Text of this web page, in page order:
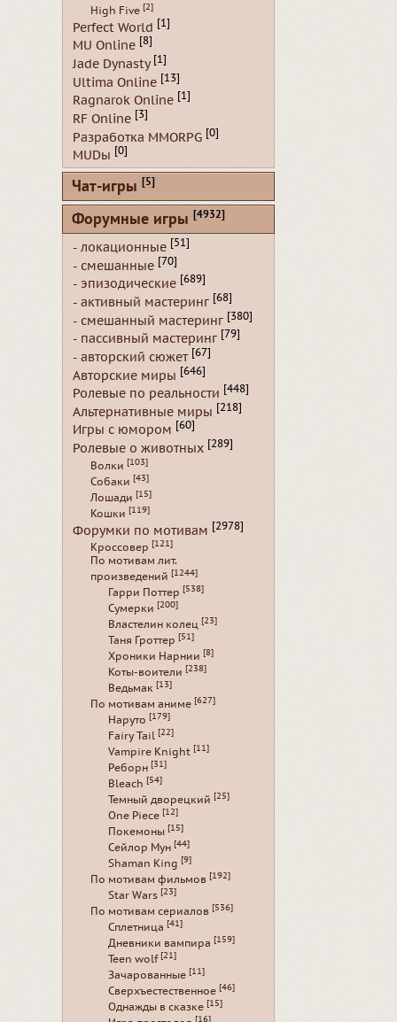
High Five [2]
Perfect World [1]
MU Online [8]
Jade Dynasty [1]
Ultima Online [13]
Ragnarok Online [1]
RF Online [3]
Разработка MMORPG [0]
MUDы [0]
Чат-игры [5]
Форумные игры [4932]
- локационные [51]
- смешанные [70]
- эпизодические [689]
- активный мастеринг [68]
- смешанный мастеринг [380]
- пассивный мастеринг [79]
- авторский сюжет [67]
Авторские миры [646]
Ролевые по реальности [448]
Альтернативные миры [218]
Игры с юмором [60]
Ролевые о животных [289]
Волки [103]
Собаки [43]
Лошади [15]
Кошки [119]
Форумки по мотивам [2978]
Кроссовер [121]
По мотивам лит.
произведений [1244]
Гарри Поттер [538]
Сумерки [200]
Властелин колец [23]
Таня Гроттер [51]
Хроники Нарнии [8]
Коты-воители [238]
Ведьмак [13]
По мотивам аниме [627]
Наруто [179]
Fairy Tail [22]
Vampire Knight [11]
Реборн [31]
Bleach [54]
Темный дворецкий [25]
One Piece [12]
Покемоны [15]
Сейлор Мун [44]
Shaman King [9]
По мотивам фильмов [192]
Star Wars [23]
По мотивам сериалов [536]
Сплетница [41]
Дневники вампира [159]
Teen wolf [21]
Зачарованные [11]
Сверхъестественное [46]
Однажды в сказке [15]
[16]